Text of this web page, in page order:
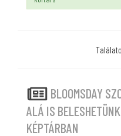
BLOOMSDAY
ALÁ IS
KÉPTÁRBAN